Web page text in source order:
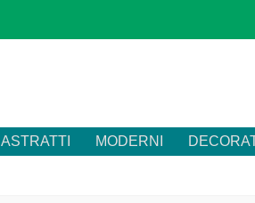
ASTRATTI MODERNI